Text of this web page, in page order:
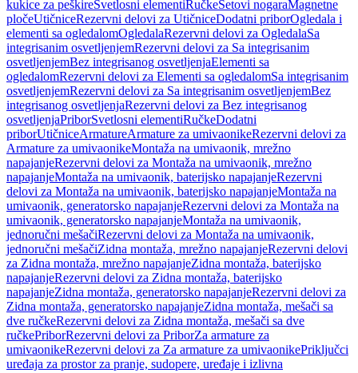
kukice za peškireSvetlosni elementiRučkeSetovi nogaraMagnetne
pločeUtičniceRezervni delovi za UtičniceDodatni priborOgledala i
elementi sa ogledalomOgledalaRezervni delovi za OgledalaSa
integrisanim osvetljenjemRezervni delovi za Sa integrisanim
osvetljenjemBez integrisanog osvetljenjaElementi sa
ogledalomRezervni delovi za Elementi sa ogledalomSa integrisanim
osvetljenjemRezervni delovi za Sa integrisanim osvetljenjemBez
integrisanog osvetljenjaRezervni delovi za Bez integrisanog
osvetljenjaPriborSvetlosni elementiRučkeDodatni
priborUtičniceArmatureArmature za umivaonikeRezervni delovi za
Armature za umivaonikeMontaža na umivaonik, mrežno
napajanjeRezervni delovi za Montaža na umivaonik, mrežno
napajanjeMontaža na umivaonik, baterijsko napajanjeRezervni
delovi za Montaža na umivaonik, baterijsko napajanjeMontaža na
umivaonik, generatorsko napajanjeRezervni delovi za Montaža na
umivaonik, generatorsko napajanjeMontaža na umivaonik,
jednoručni mešačiRezervni delovi za Montaža na umivaonik,
jednoručni mešačiZidna montaža, mrežno napajanjeRezervni delovi
za Zidna montaža, mrežno napajanjeZidna montaža, baterijsko
napajanjeRezervni delovi za Zidna montaža, baterijsko
napajanjeZidna montaža, generatorsko napajanjeRezervni delovi za
Zidna montaža, generatorsko napajanjeZidna montaža, mešači sa
dve ručkeRezervni delovi za Zidna montaža, mešači sa dve
ručkePriborRezervni delovi za PriborZa armature za
umivaonikeRezervni delovi za Za armature za umivaonikePriključci
uređaja za prostor za pranje, sudopere, uređaje i izlivna